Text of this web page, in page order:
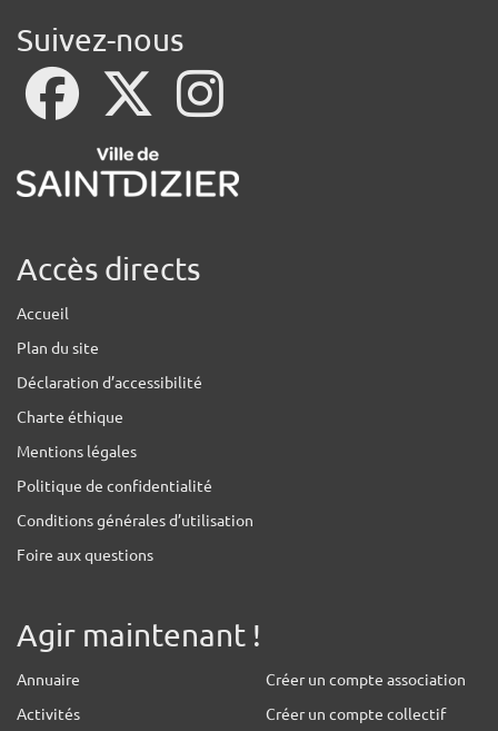
Suivez-nous
Accès directs
Accueil
Plan du site
Déclaration d’accessibilité
Charte éthique
Mentions légales
Politique de confidentialité
Conditions générales d’utilisation
Foire aux questions
Agir maintenant !
Annuaire
Activités
Créer un compte association
Créer un compte collectif